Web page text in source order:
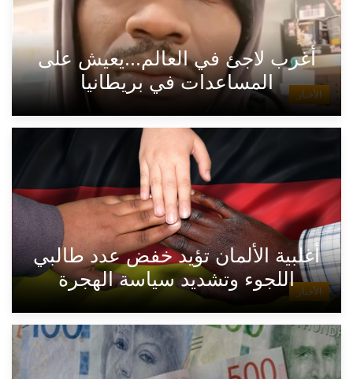
الأخبار
أغرب لاجئ في العالم...يعيش على
المساعدات في بريطانيا
الأخبار
أغلبية الألمان تؤيد خفض عدد طالبي
اللجوء وتشديد سياسة الهجرة